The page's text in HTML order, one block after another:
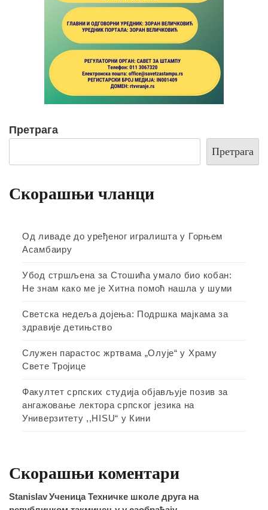
Претрага
Претрага
Скорашњи чланци
Од ливаде до уређеног игралишта у Горњем
Асамбаиру
Убод стршљена за Стошића умало био кобан:
Не знам како ме је Хитна помоћ нашла у шуми
Светска недеља дојења: Подршка мајкама за
здравије детињство
Служен парастос жртвама „Олује“ у Храму
Свете Тројице
Факултет српских студија објављује позив за
ангажовање лектора српског језика на
Универзитету ,,HISU“ у Кини
Скорашњи коментари
StanislavУченица Техничке школе друга на